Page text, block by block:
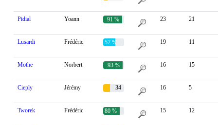
Pidial Yoann 91 % 23 21
Lusardi Frédéric 57 % 19 11
Mothe Norbert 93 % 16 15
Cieply Jérémy
34
16 5
Tworek Frédéric 80 % 15 12